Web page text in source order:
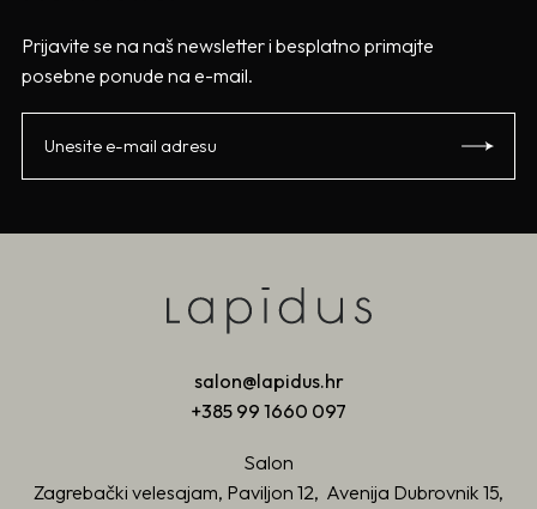
Prijavite se na naš newsletter i besplatno primajte
posebne ponude na e-mail.
salon@lapidus.hr
+385 99 1660 097
Salon
Zagrebački velesajam, Paviljon 12, Avenija Dubrovnik 15,